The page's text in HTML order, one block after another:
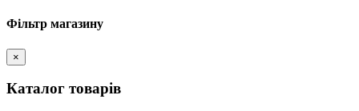
Фільтр магазину
×
Каталог товарів